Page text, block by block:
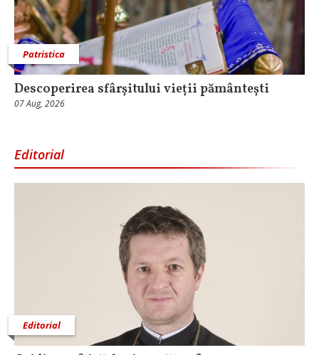
Patristica
Descoperirea sfârșitului vieții pământești
07 Aug, 2026
Editorial
Editorial